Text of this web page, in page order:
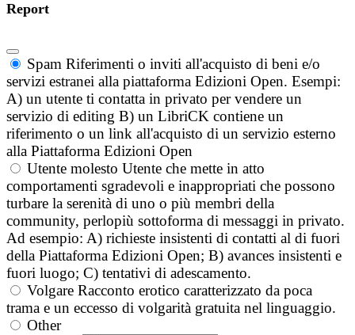
Report
Spam Riferimenti o inviti all'acquisto di beni e/o
servizi estranei alla piattaforma Edizioni Open. Esempi:
A) un utente ti contatta in privato per vendere un
servizio di editing B) un LibriCK contiene un
riferimento o un link all'acquisto di un servizio esterno
alla Piattaforma Edizioni Open
Utente molesto Utente che mette in atto
comportamenti sgradevoli e inappropriati che possono
turbare la serenità di uno o più membri della
community, perlopiù sottoforma di messaggi in privato.
Ad esempio: A) richieste insistenti di contatti al di fuori
della Piattaforma Edizioni Open; B) avances insistenti e
fuori luogo; C) tentativi di adescamento.
Volgare Racconto erotico caratterizzato da poca
trama e un eccesso di volgarità gratuita nel linguaggio.
Other